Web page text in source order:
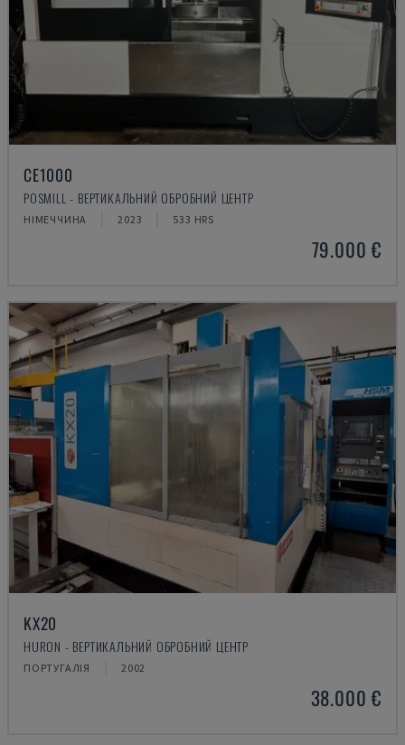
CE1000
POSMILL - ВЕРТИКАЛЬНИЙ ОБРОБНИЙ ЦЕНТР
НІМЕЧЧИНА 2023 533 HRS
79.000 €
KX20
HURON - ВЕРТИКАЛЬНИЙ ОБРОБНИЙ ЦЕНТР
ПОРТУГАЛІЯ 2002
38.000 €